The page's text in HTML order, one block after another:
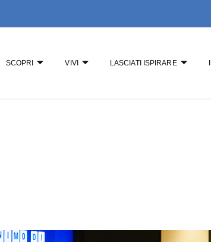
SCOPRI VIVI LASCIATI ISPIRARE